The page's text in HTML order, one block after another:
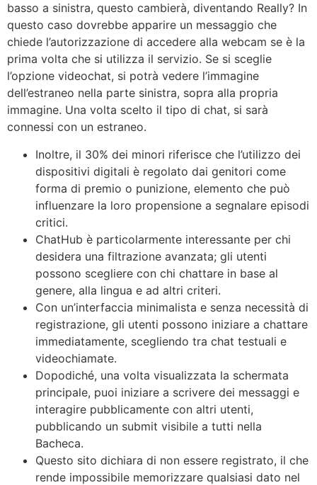
basso a sinistra, questo cambierà, diventando Really? In
questo caso dovrebbe apparire un messaggio che
chiede l’autorizzazione di accedere alla webcam se è la
prima volta che si utilizza il servizio. Se si sceglie
l’opzione videochat, si potrà vedere l’immagine
dell’estraneo nella parte sinistra, sopra alla propria
immagine. Una volta scelto il tipo di chat, si sarà
connessi con un estraneo.
Inoltre, il 30% dei minori riferisce che l’utilizzo dei
dispositivi digitali è regolato dai genitori come
forma di premio o punizione, elemento che può
influenzare la loro propensione a segnalare episodi
critici.
ChatHub è particolarmente interessante per chi
desidera una filtrazione avanzata; gli utenti
possono scegliere con chi chattare in base al
genere, alla lingua e ad altri criteri.
Con un’interfaccia minimalista e senza necessità di
registrazione, gli utenti possono iniziare a chattare
immediatamente, scegliendo tra chat testuali e
videochiamate.
Dopodiché, una volta visualizzata la schermata
principale, puoi iniziare a scrivere dei messaggi e
interagire pubblicamente con altri utenti,
pubblicando un submit visibile a tutti nella
Bacheca.
Questo sito dichiara di non essere registrato, il che
rende impossibile memorizzare qualsiasi dato nel